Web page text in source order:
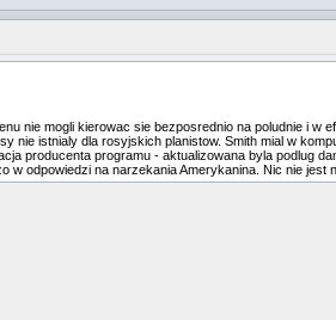
nie mogli kierowac sie bezposrednio na poludnie i w
nie istnialy dla rosyjskich planistow. Smith mial w
producenta programu - aktualizowana byla podlug
odpowiedzi na narzekania Amerykanina. Nic nie jest